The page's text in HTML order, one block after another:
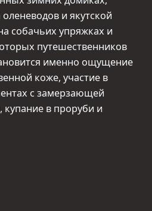
и якутской
собачьих упряжках и
путешественников
именно ощущение
коже, участие в
с замерзающей
купание в проруби и